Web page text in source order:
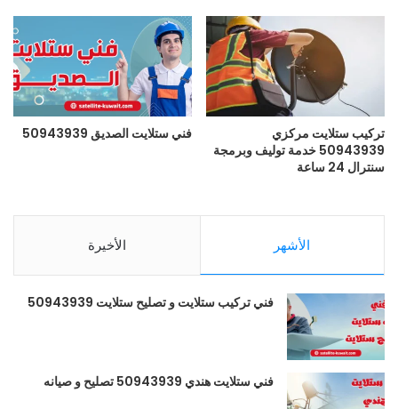
تركيب ستلايت مركزي
50943939 خدمة توليف وبرمجة
سنترال 24 ساعة
فني ستلايت الصديق 50943939
الأشهر الأخيرة
فني تركيب ستلايت و تصليح ستلايت 50943939
فني ستلايت هندي 50943939 تصليح و صيانه